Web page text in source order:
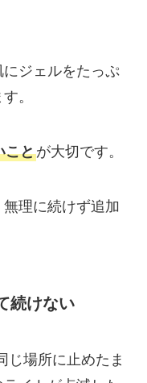
ジェルをたっぷ
。
ことが大切です。
理に続けず追加
続けない
じ場所に止めたま